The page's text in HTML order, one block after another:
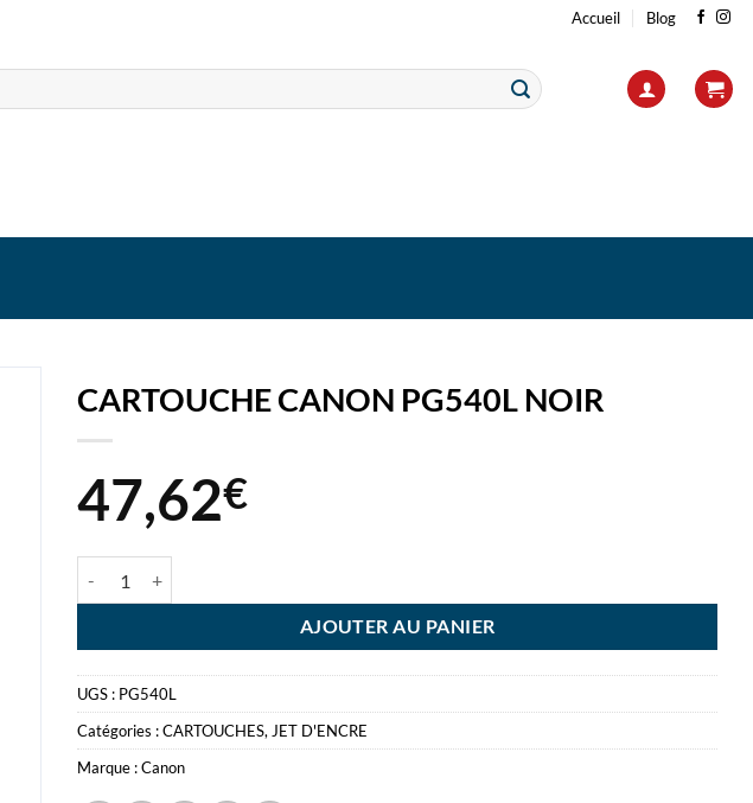
Accueil Blog
CARTOUCHE CANON PG540L NOIR
47,62€
AJOUTER AU PANIER
UGS : PG540L
Catégories :CARTOUCHES, JET D'ENCRE
Marque :Canon